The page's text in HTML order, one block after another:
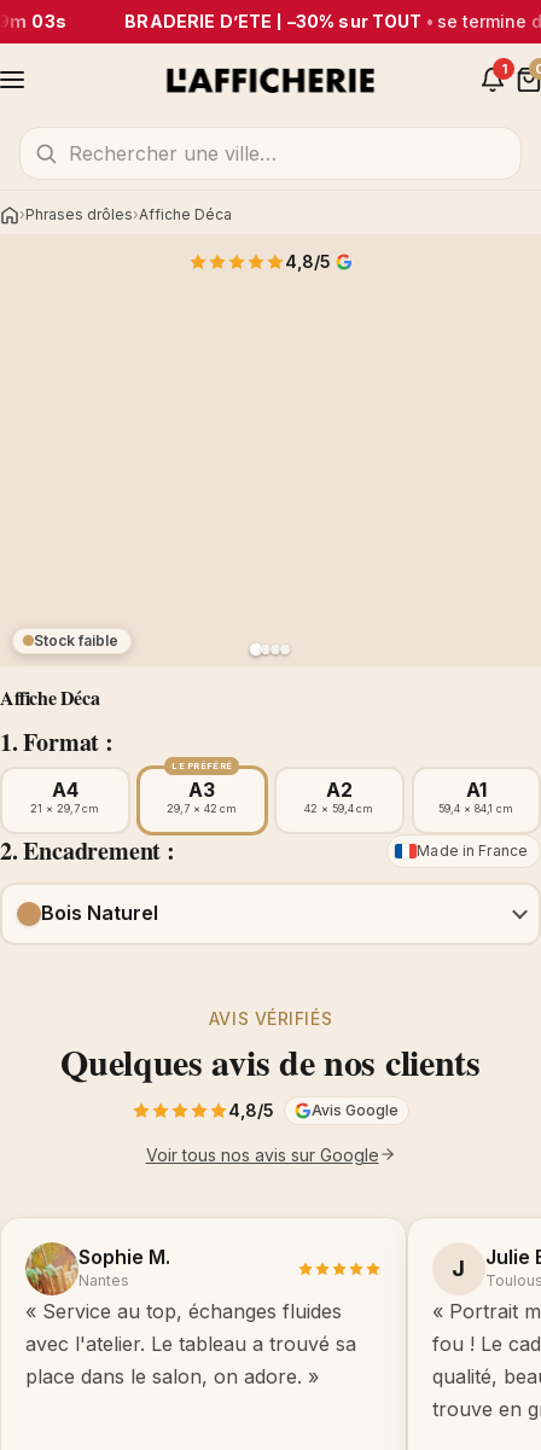
03s BRADERIE D’ÉTÉ | –30% sur TOUT• se termine
1
AccueilPhrases drôles Affiche Déca
Affiche Déca
1. Format :
Stock faible
4,8/5
A4
21 × 29,7 cm
LE PRÉFÉRÉ
A3
29,7 × 42 cm
A2
42 × 59,4 cm
A1
59,4 × 84,1 cm
2. Encadrement : Made in France
Bois Naturel
AVIS VÉRIFIÉS
Quelques avis de nos clients
4,8/5 Avis Google
Voir tous nos avis sur Google
Sophie M.
Nantes
« Service au top, échanges fluides
avec l'atelier. Le tableau a trouvé sa
place dans le salon, on adore. »
J Julie
« Portrait
fou ! Le
qualité,
trouve en